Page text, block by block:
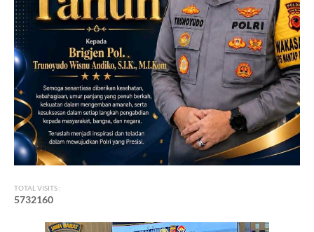
TOTAL VISITS :
5732160